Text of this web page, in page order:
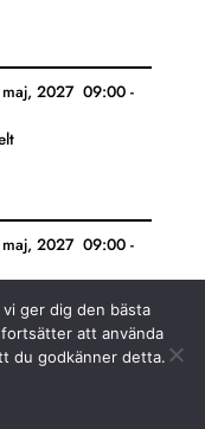
2027 09:00-
2027 09:00-
ger dig den bästa
att använda
du godkänner detta.